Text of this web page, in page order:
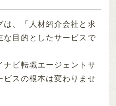
は、「人材紹介会社と求
な目的としたサービスで
ナビ転職エージェントサ
ビスの根本は変わりませ